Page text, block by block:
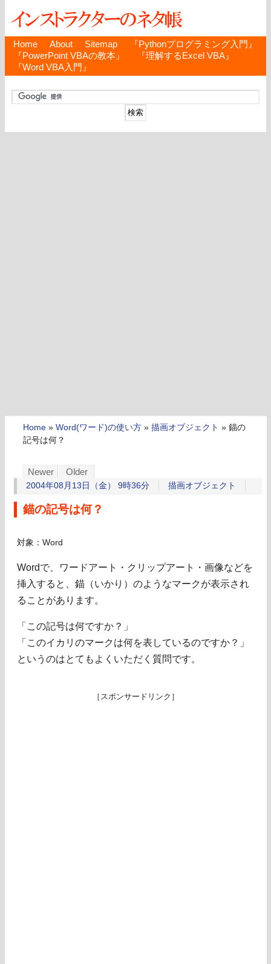
Home About Sitemap
『Pythonプログラミング入門』
『PowerPoint VBAの教本』
『理解するExcel VBA』
『Word VBA入門』
Home » Word(ワード)の使い方 » 描画オブジェクト » 錨の
記号は何？
Newer Older
2004年08月13日（金） 9時36分 描画オブジェクト
錨の記号は何？
対象：Word
Wordで、ワードアート・クリップアート・画像などを
挿入すると、錨（いかり）のようなマークが表示され
ることがあります。
「この記号は何ですか？」
「このイカリのマークは何を表しているのですか？」
というのはとてもよくいただく質問です。
［スポンサードリンク］